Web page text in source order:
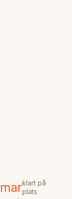
klart på
plats